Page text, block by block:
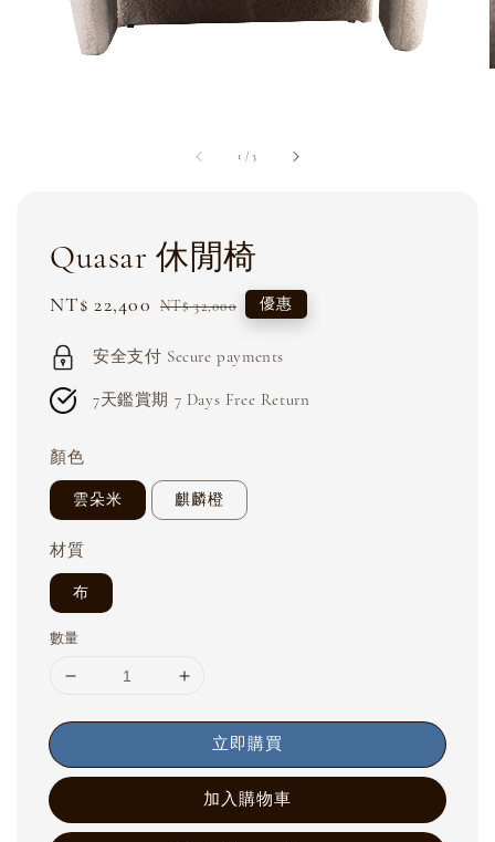
1 /3
Quasar 休閒椅
Sale
NT$ 22,400 Regular
NT$ 32,000 優惠
安全支付 Secure payments
7天鑑賞期 7 Days Free Return
顏色
雲朵米 麒麟橙
材質
布
數量
立即購買
加入購物車